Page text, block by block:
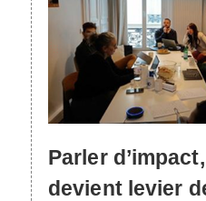
Parler
devient levier